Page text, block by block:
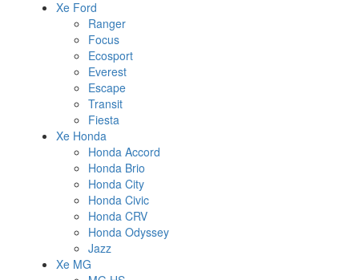
Xe Ford
Ranger
Focus
Ecosport
Everest
Escape
Transit
Fiesta
Xe Honda
Honda Accord
Honda Brio
Honda City
Honda Civic
Honda CRV
Honda Odyssey
Jazz
Xe MG